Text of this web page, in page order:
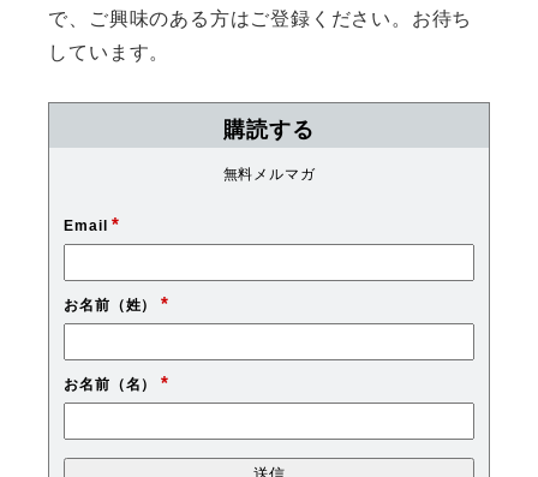
で、ご興味のある方はご登録ください。お待ち
しています。
購読する
無料メルマガ
Email*
お名前（姓） *
お名前（名） *